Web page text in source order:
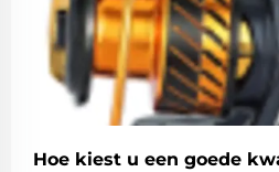
Hoe kiest u een goede